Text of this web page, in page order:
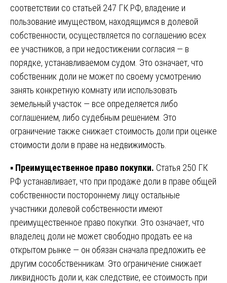
соответствии со статьей 247 ГК РФ, владение и
пользование имуществом, находящимся в долевой
собственности, осуществляется по соглашению всех
ее участников, а при недостижении согласия — в
порядке, устанавливаемом судом. Это означает, что
собственник доли не может по своему усмотрению
занять конкретную комнату или использовать
земельный участок — все определяется либо
соглашением, либо судебным решением. Это
ограничение также снижает стоимость доли при оценке
стоимости доли в праве на недвижимость.
▪️ Преимущественное право покупки. Статья 250 ГК
РФ устанавливает, что при продаже доли в праве общей
собственности постороннему лицу остальные
участники долевой собственности имеют
преимущественное право покупки. Это означает, что
владелец доли не может свободно продать ее на
открытом рынке — он обязан сначала предложить ее
другим сособственникам. Это ограничение снижает
ликвидность доли и, как следствие, ее стоимость при